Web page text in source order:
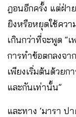
ฎอนอีกครั้ง แต่ฝ่า
ยิงหรือหยุดใช้ควา
เกินกว่าที่จะพูด “
การทำข้อตกลงจา
เพียงเริ่มต้นด้วยก
และกันเท่านั้น”
และทาง ‘มารา ป